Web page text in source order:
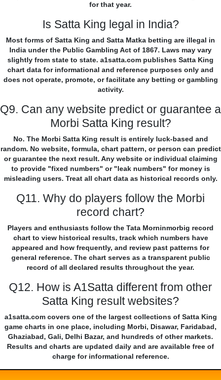
for that year.
Is Satta King legal in India?
Most forms of Satta King and Satta Matka betting are illegal in
India under the Public Gambling Act of 1867. Laws may vary
slightly from state to state. a1satta.com publishes Satta King
chart data for informational and reference purposes only and
does not operate, promote, or facilitate any betting or gambling
activity.
Q9. Can any website predict or guarantee a
Morbi Satta King result?
No. The Morbi Satta King result is entirely luck-based and
random. No website, formula, chart pattern, or person can predict
or guarantee the next result. Any website or individual claiming
to provide "fixed numbers" or "leak numbers" for money is
misleading users. Treat all chart data as historical records only.
Q11. Why do players follow the Morbi
record chart?
Players and enthusiasts follow the Tata Morninmorbig record
chart to view historical results, track which numbers have
appeared and how frequently, and review past patterns for
general reference. The chart serves as a transparent public
record of all declared results throughout the year.
Q12. How is A1Satta different from other
Satta King result websites?
a1satta.com covers one of the largest collections of Satta King
game charts in one place, including Morbi, Disawar, Faridabad,
Ghaziabad, Gali, Delhi Bazar, and hundreds of other markets.
Results and charts are updated daily and are available free of
charge for informational reference.